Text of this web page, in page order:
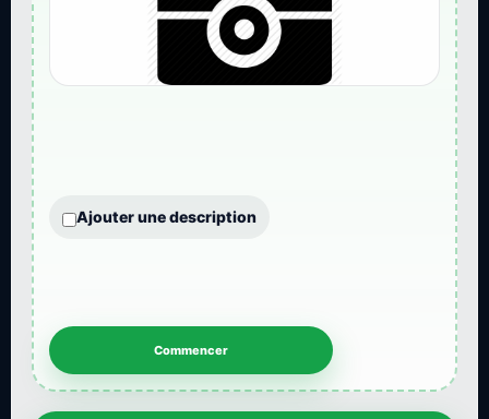
Ajouter une description